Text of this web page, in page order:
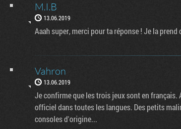
M.I.B
13.06.2019
Aaah super, merci pour ta réponse ! Je la prend
Vahron
13.06.2019
Je confirme que les trois jeux sont en français.
officiel dans toutes les langues. Des petits
consoles d'origine...